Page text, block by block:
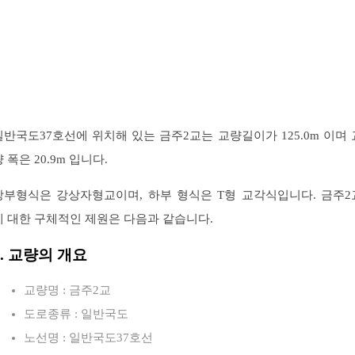
반국도37호선에 위치해 있는 금주2교는 교량길이가 125.0m 이며
폭은 20.9m 입니다.
부형식은 강상자형교이며, 하부 형식은 T형 교각식입니다. 금주2
대한 구체적인 제원은 다음과 같습니다.
교량의 개요
교량명 : 금주2교
도로종류 : 일반국도
노선명 : 일반국도37호선